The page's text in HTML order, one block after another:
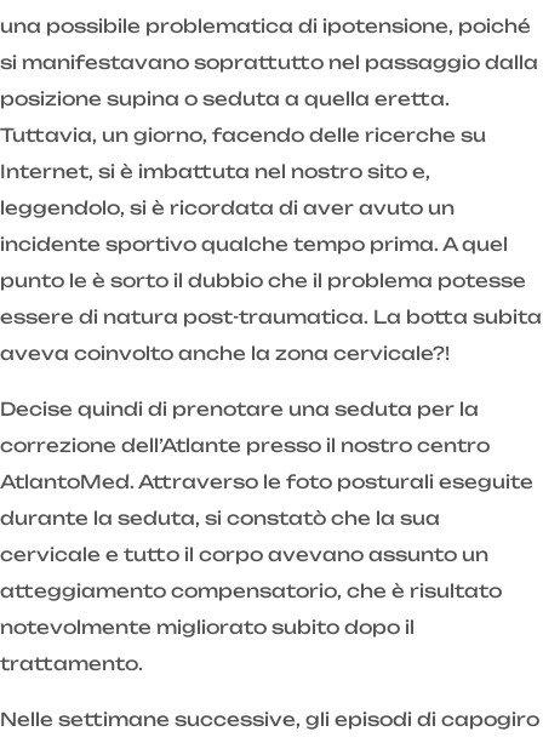
una possibile problematica di ipotensione, poiché
si manifestavano soprattutto nel passaggio dalla
posizione supina o seduta a quella eretta.
Tuttavia, un giorno, facendo delle ricerche su
Internet, si è imbattuta nel nostro sito e,
leggendolo, si è ricordata di aver avuto un
incidente sportivo qualche tempo prima. A quel
punto le è sorto il dubbio che il problema potesse
essere di natura post-traumatica. La botta subita
aveva coinvolto anche la zona cervicale?!
Decise quindi di prenotare una seduta per la
correzione dell’Atlante presso il nostro centro
AtlantoMed. Attraverso le foto posturali eseguite
durante la seduta, si constatò che la sua
cervicale e tutto il corpo avevano assunto un
atteggiamento compensatorio, che è risultato
notevolmente migliorato subito dopo il
trattamento.
Nelle settimane successive, gli episodi di capogiro